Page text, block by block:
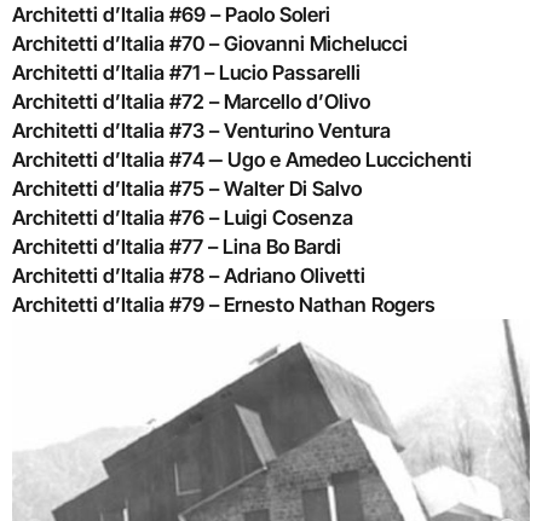
Architetti d’Italia #69 – Paolo Soleri
Architetti d’Italia #70 – Giovanni Michelucci
Architetti d’Italia #71 – Lucio Passarelli
Architetti d’Italia #72 – Marcello d’Olivo
Architetti d’Italia #73 – Venturino Ventura
Architetti d’Italia #74 ‒ Ugo e Amedeo Luccichenti
Architetti d’Italia #75 – Walter Di Salvo
Architetti d’Italia #76 – Luigi Cosenza
Architetti d’Italia #77 – Lina Bo Bardi
Architetti d’Italia #78 – Adriano Olivetti
Architetti d’Italia #79 – Ernesto Nathan Rogers